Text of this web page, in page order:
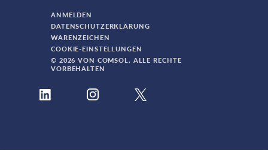
ANMELDEN
DATENSCHUTZERKLÄRUNG
WARENZEICHEN
COOKIE-EINSTELLUNGEN
© 2026 VON COMSOL. ALLE RECHTE
VORBEHALTEN